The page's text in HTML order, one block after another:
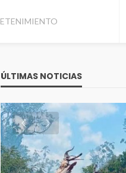
ÚLTIMAS NOTICIAS